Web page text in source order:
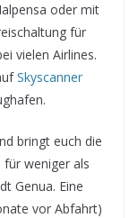
oder mit
für
vielen Airlines.
Skyscanner
bringt euch die
für weniger als
Genua. Eine
vor Abfahrt)